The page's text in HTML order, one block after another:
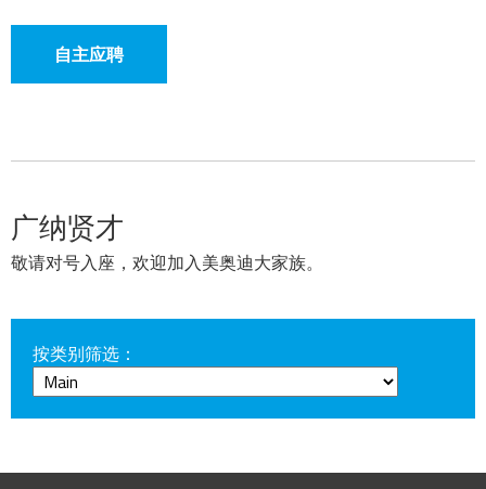
自主应聘
广纳贤才
敬请对号入座，欢迎加入美奥迪大家族。
按类别筛选：